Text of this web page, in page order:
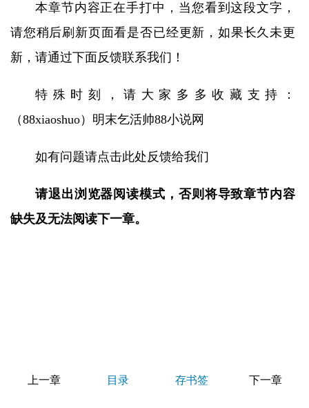
本章节内容正在手打中，当您看到这段文字，
请您稍后刷新页面看是否已经更新，如果长久未更
新，请通过下面反馈联系我们！
特殊时刻，请大家多多收藏支持：
（88xiaoshuo）明末乞活帅88小说网
如有问题请点击此处反馈给我们
请退出浏览器阅读模式，否则将导致章节内容
缺失及无法阅读下一章。
上一章 目录 存书签 下一章